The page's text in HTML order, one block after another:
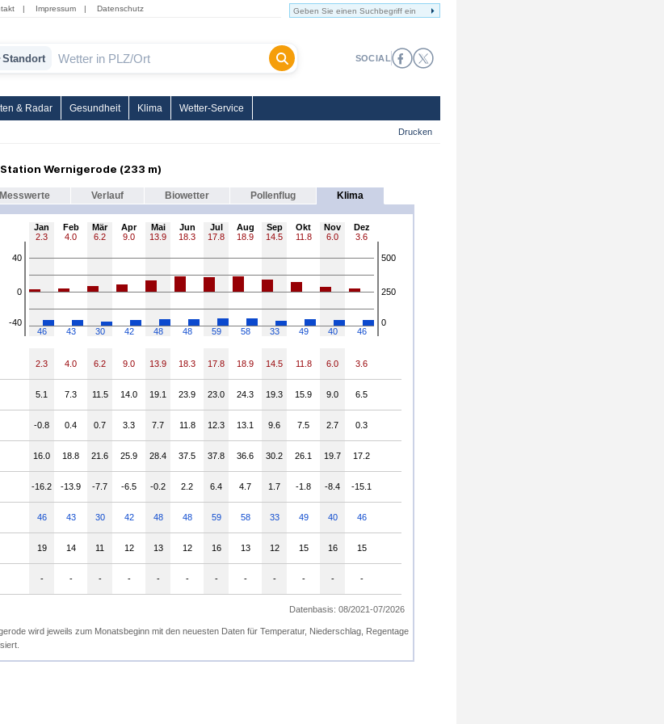
| Impressum | Datenschutz
Standort SOCIAL
& Radar Gesundheit Klima Wetter-Service
Drucken
Wernigerode (233 m)
Messwerte Verlauf Biowetter Pollenflug Klima
Jan Feb Mär Apr Mai Jun Jul Aug Sep Okt Nov
Dez
2.3
4.0 6.2 9.0 13.9 18.3 17.8 18.9 14.5 11.8 6.0 3.6
40
500
0
250
-40
0
46
43 30 42 48 48 59 58 33 49 40 46
2.3 4.0 6.2 9.0 13.9 18.3 17.8 18.9 14.5 11.8 6.0 3.6
5.1 7.3 11.5 14.0 19.1 23.9 23.0 24.3 19.3 15.9 9.0 6.5
-0.8 0.4 0.7 3.3 7.7 11.8 12.3 13.1 9.6 7.5 2.7 0.3
16.0 18.8 21.6 25.9 28.4 37.5 37.8 36.6 30.2 26.1 19.7 17.2
-16.2 -13.9 -7.7 -6.5 -0.2 2.2 6.4 4.7 1.7 -1.8 -8.4 -15.1
46 43 30 42 48 48 59 58 33 49 40 46
19 14 11 12 13 12 16 13 12 15 16 15
- - - - - - - - - - - -
Datenbasis: 08/2021-07/2026
wird jeweils zum Monatsbeginn mit den neuesten Daten für Temperatur, Niederschlag, Regentage